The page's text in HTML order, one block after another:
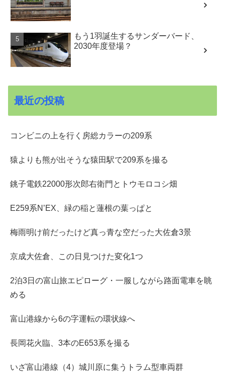
もう1羽誕生するサンダーバード、
2030年度登場？
最近の投稿
コンビニの上を行く房総カラーの209系
猿よりも熊が出そうな猿田駅で209系を撮る
銚子電鉄22000形次郎右衛門とトウモロコシ畑
E259系N’EX、緑の稲と蓮根の葉っぱと
梅雨明け前だったけど真っ青な空だった大佐倉3景
京成大佐倉、この日見つけた変化1つ
2泊3日の富山旅エピローグ・一服しながら路面電車を眺
める
富山港線から6の字運転の環状線へ
長岡花火臨、3本のE653系を撮る
いざ富山港線（4）城川原に集うトラム型車両群